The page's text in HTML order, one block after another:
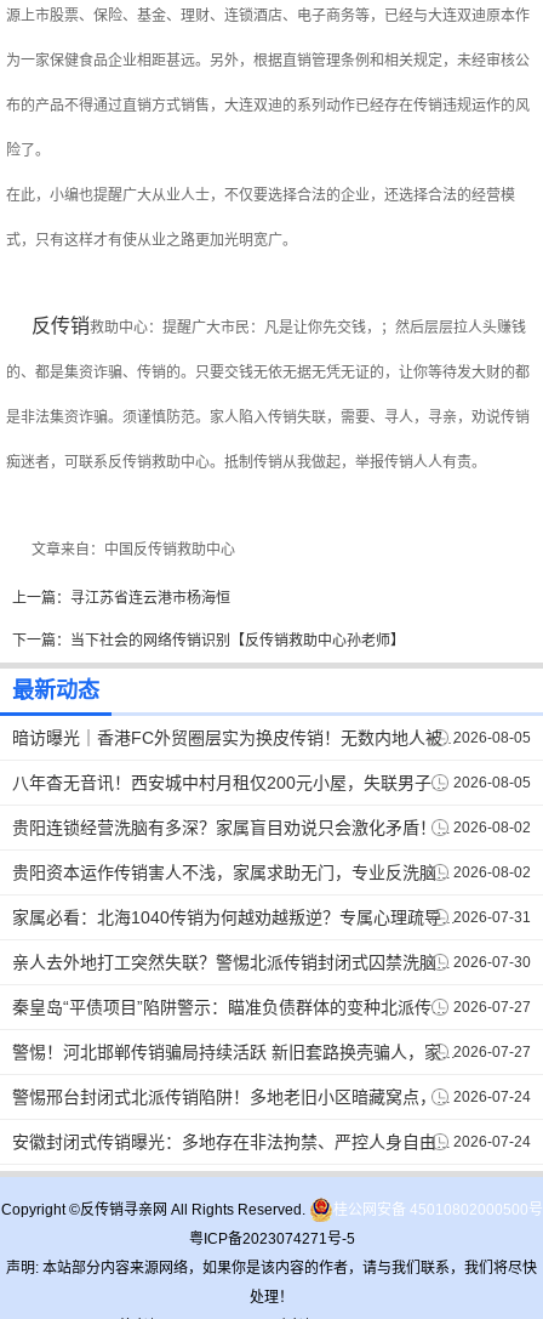
源上市股票、保险、基金、理财、连锁酒店、电子商务等，已经与大连双迪原本作
为一家保健食品企业相距甚远。另外，根据直销管理条例和相关规定，未经审核公
布的产品不得通过直销方式销售，大连双迪的系列动作已经存在传销违规运作的风
险了。
在此，小编也提醒广大从业人士，不仅要选择合法的企业，还选择合法的经营模
式，只有这样才有使从业之路更加光明宽广。
反传销救助中心：提醒广大市民：凡是让你先交钱，；然后层层拉人头赚钱
的、都是集资诈骗、传销的。只要交钱无依无据无凭无证的，让你等待发大财的都
是非法集资诈骗。须谨慎防范。家人陷入传销失联，需要、寻人，寻亲，劝说传销
痴迷者，可联系反传销救助中心。抵制传销从我做起，举报传销人人有责。
文章来自： 中国 反传销救助中心
上一篇： 寻江苏省连云港市杨海恒
下一篇： 当下社会的网络传销识别【反传销救助中心孙老师】
最新动态
暗访曝光｜香港FC外贸圈层实为换皮传销！无数内地人被熟人坑惨。【反传销救助中心】2026-08-05
八年杳无音讯！西安城中村月租仅200元小屋，失联男子终于和家人取得联系。【反传销救助中心】 2026-08-05
贵阳连锁经营洗脑有多深？家属盲目劝说只会激化矛盾！正确唤醒技巧在这里。【反传销救助中心孙老师】 2026-08-02
贵阳资本运作传销害人不浅，家属求助无门，专业反洗脑打破思想牢笼。【反传销救助中心】 2026-08-02
家属必看：北海1040传销为何越劝越叛逆？专属心理疏导破解洗脑死循环 。【反传销救助中心】2026-07-31
亲人去外地打工突然失联？警惕北派传销封闭式囚禁洗脑陷阱。【反传销救助中心】 2026-07-30
秦皇岛“平债项目”陷阱警示：瞄准负债群体的变种北派传销，劝说难度不容小觑.【反传销救助中心】 2026-07-27
警惕！河北邯郸传销骗局持续活跃 新旧套路换壳骗人，家属解救方式科普。【反传销救助中心】2026-07-27
警惕邢台封闭式北派传销陷阱！多地老旧小区暗藏窝点，谨防亲友被软禁洗脑 。【反传销救助中心】 2026-07-24
安徽封闭式传销曝光：多地存在非法拘禁、严控人身自由的北派黑窝点。【反传销救助中心】 2026-07-24
Copyright ©反传销寻亲网 All Rights Reserved.
桂公网安备 45010802000500号
粤ICP备2023074271号-5
声明: 本站部分内容来源网络，如果你是该内容的作者，请与我们联系，我们将尽快
处理！